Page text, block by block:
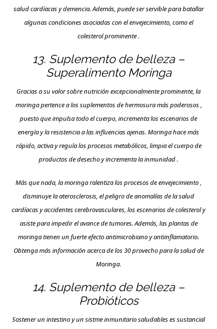
salud cardíacas y demencia. Además, puede ser servible para batallar
algunas condiciones asociadas con el envejecimiento, como el
colesterol prominente .
13. Suplemento de belleza –
Superalimento Moringa
Gracias a su valor sobre nutrición excepcionalmente prominente, la
moringa pertence a los suplementos de hermosura más poderosos ,
puesto que impulsa todo el cuerpo, incrementa los escenarios de
energía y la resistencia a las influencias ajenas. Moringa hace más
rápido, activa y regula los procesos metabólicos, limpia el cuerpo de
productos de desecho y incrementa la inmunidad .
Más que nada, la moringa ralentiza los procesos de envejecimiento ,
disminuye la aterosclerosis, el peligro de anomalías de la salud
cardíacas y accidentes cerebrovasculares, los escenarios de colesterol y
asiste para impedir el avance de tumores. Además, las plantas de
moringa tienen un fuerte efecto antimicrobiano y antiinflamatorio.
Obtenga más información acerca de los 30 provecho para la salud de
Moringa.
14. Suplemento de belleza –
Probióticos
Sostener un intestino y un sistme inmunitario saludables es sustancial